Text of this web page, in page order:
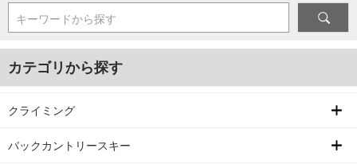
キーワードから探す
カテゴリから探す
クライミング
バックカントリースキー